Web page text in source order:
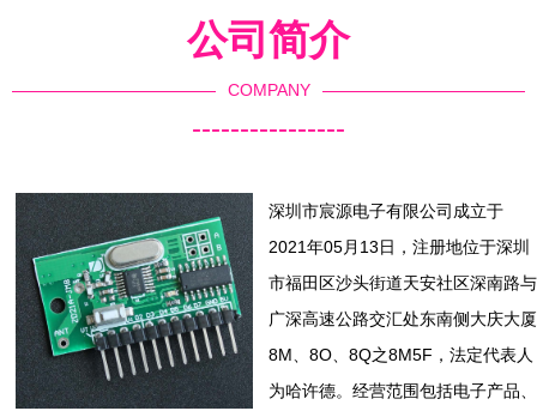
公司简介
COMPANY
----------------
深圳市宸源电子有限公司成立于
2021年05月13日，注册地位于深圳
市福田区沙头街道天安社区深南路与
广深高速公路交汇处东南侧大庆大厦
8M、8O、8Q之8M5F，法定代表人
为哈许德。经营范围包括电子产品、